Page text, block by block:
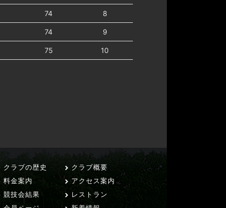
74 8
74 9
75 10
クラブの歴史
料金案内
競技会結果
クラブ概要
アクセス案内
レストラン